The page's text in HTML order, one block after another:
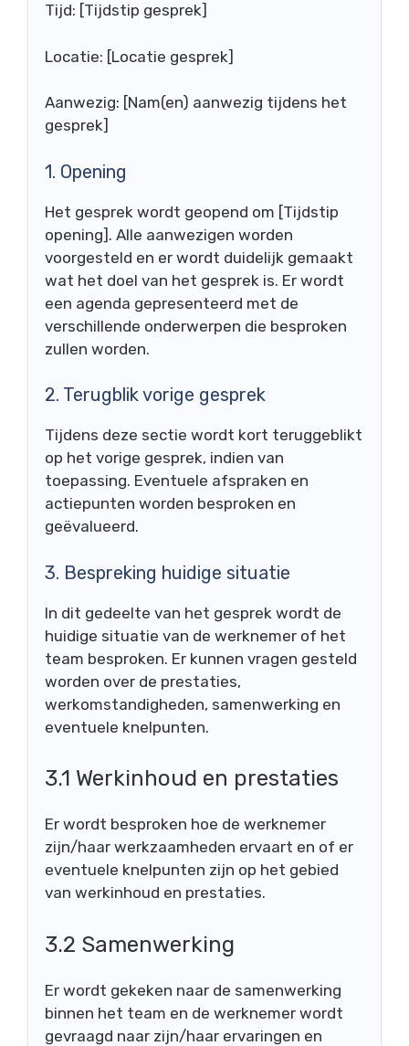
Tijd: [Tijdstip gesprek]
Locatie: [Locatie gesprek]
Aanwezig: [Nam(en) aanwezig tijdens het
gesprek]
1. Opening
Het gesprek wordt geopend om [Tijdstip
opening]. Alle aanwezigen worden
voorgesteld en er wordt duidelijk gemaakt
wat het doel van het gesprek is. Er wordt
een agenda gepresenteerd met de
verschillende onderwerpen die besproken
zullen worden.
2. Terugblik vorige gesprek
Tijdens deze sectie wordt kort teruggeblikt
op het vorige gesprek, indien van
toepassing. Eventuele afspraken en
actiepunten worden besproken en
geëvalueerd.
3. Bespreking huidige situatie
In dit gedeelte van het gesprek wordt de
huidige situatie van de werknemer of het
team besproken. Er kunnen vragen gesteld
worden over de prestaties,
werkomstandigheden, samenwerking en
eventuele knelpunten.
3.1 Werkinhoud en prestaties
Er wordt besproken hoe de werknemer
zijn/haar werkzaamheden ervaart en of er
eventuele knelpunten zijn op het gebied
van werkinhoud en prestaties.
3.2 Samenwerking
Er wordt gekeken naar de samenwerking
binnen het team en de werknemer wordt
gevraagd naar zijn/haar ervaringen en